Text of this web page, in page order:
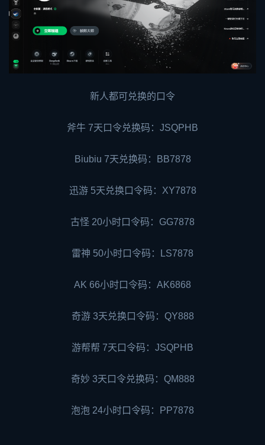
新人都可兑换的口令
斧牛 7天口令兑换码：JSQPHB
Biubiu 7天兑换码：BB7878
迅游 5天兑换口令码：XY7878
古怪 20小时口令码：GG7878
雷神 50小时口令码：LS7878
AK 66小时口令码：AK6868
奇游 3天兑换口令码：QY888
游帮帮 7天口令码：JSQPHB
奇妙 3天口令兑换码：QM888
泡泡 24小时口令码：PP7878